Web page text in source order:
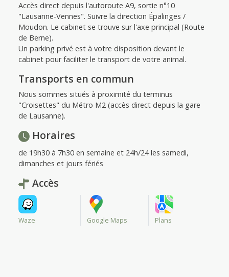
Accès direct depuis l'autoroute A9, sortie n°10
"Lausanne-Vennes". Suivre la direction Épalinges /
Moudon. Le cabinet se trouve sur l'axe principal (Route
de Berne).
Un parking privé est à votre disposition devant le
cabinet pour faciliter le transport de votre animal.
Transports en commun
Nous sommes situés à proximité du terminus
"Croisettes" du Métro M2 (accès direct depuis la gare
de Lausanne).
Horaires
de 19h30 à 7h30 en semaine et 24h/24 les samedi,
dimanches et jours fériés
Accès
Waze Google Maps Plans